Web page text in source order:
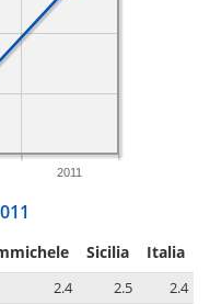
2011
Sicilia Italia
2.4 2.5
2.4